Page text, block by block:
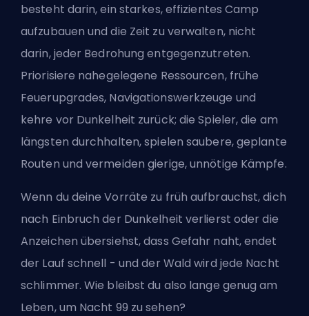
besteht darin, ein starkes, effizientes Camp
aufzubauen und die Zeit zu verwalten, nicht
darin, jeder Bedrohung entgegenzutreten.
Priorisiere nahegelegene Ressourcen, frühe
Feuerupgrades, Navigationswerkzeuge und
kehre vor Dunkelheit zurück; die Spieler, die am
längsten durchhalten, spielen saubere, geplante
Routen und vermeiden gierige, unnötige Kämpfe.
Wenn du deine Vorräte zu früh aufbrauchst, dich
nach Einbruch der Dunkelheit verlierst oder die
Anzeichen übersiehst, dass Gefahr naht, endet
der Lauf schnell - und der Wald wird jede Nacht
schlimmer. Wie bleibst du also lange genug am
Leben, um Nacht 99 zu sehen?